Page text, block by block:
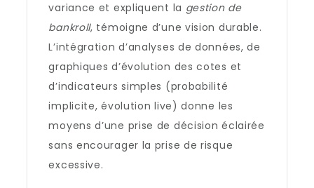
variance et expliquent la gestion de
bankroll, témoigne d’une vision durable.
L’intégration d’analyses de données, de
graphiques d’évolution des cotes et
d’indicateurs simples (probabilité
implicite, évolution live) donne les
moyens d’une prise de décision éclairée
sans encourager la prise de risque
excessive.